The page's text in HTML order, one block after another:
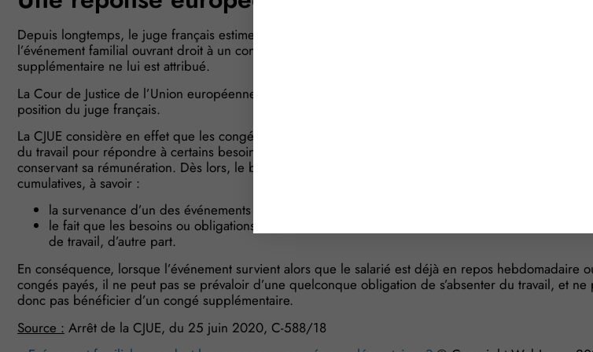
Depuis longtemps, le juge français estime qu’au cas où le salarié serait déjà en vacances au moment de
l’événement familial ouvrant droit à un congé exceptionnel (naissance, mariage, etc.), aucun congé
supplémentaire ne lui est attribué.
La Cour de Justice de l’Union européenne (CJUE) a été interrogée sur cette pratique… et sa réponse
position du juge français.
La CJUE considère en effet que les congés pour événement familial doivent permettre au salarié de
du travail pour répondre à certains besoins ou à certaines obligations nécessitant sa présence, tout en
conservant sa rémunération. Dès lors, le bénéfice de ces congés spéciaux rémunérés dépend de 2
cumulatives, à savoir :
la survenance d’un des événements visés, d’une part ;
le fait que les besoins ou obligations justifiant l’octroi d’un congé spécial surviennent lors d’une
de travail, d’autre part.
En conséquence, lorsque l’événement survient alors que le salarié est déjà en repos hebdomadaire
congés payés, il ne peut pas se prévaloir d’une quelconque obligation de s’absenter du travail, et ne
donc pas bénéficier d’un congé supplémentaire.
Source : Arrêt de la CJUE, du 25 juin 2020, C-588/18